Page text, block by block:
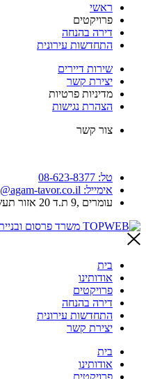
ראשי
פרויקטים
דירה בהנחה
התחדשות עירונית
שירות דיירים
יצירת קשר
מדיניות פרטיות
הצהרת נגישות
צור קשר
טל: 08-623-8377
אימייל: office@agam-tavor.co.il
עומרים ,9 ת.ד 20 אזור תעשייה עומר 8496500
בית
אודותינו
פרויקטים
דירה בהנחה
התחדשות עירונית
יצירת קשר
בית
אודותינו